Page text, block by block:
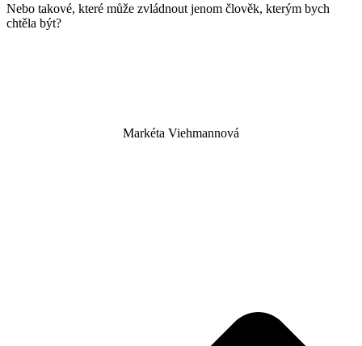
Nebo takové, které může zvládnout jenom člověk, kterým bych
chtěla být?
Markéta Viehmannová